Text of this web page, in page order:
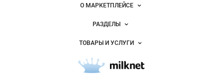
Milknet.ru
Важные разделы и контакты
Навигация по сайтуО МАРКЕТПЛЕЙСЕ
Новости Milknet.ru
Размещение рекламы
Публичная оферта
Контактная информация
РАЗДЕЛЫ
Объявления
Новости рынка
ТОВАРЫ И УСЛУГИ
Молочная продукция
Вторичное сырье